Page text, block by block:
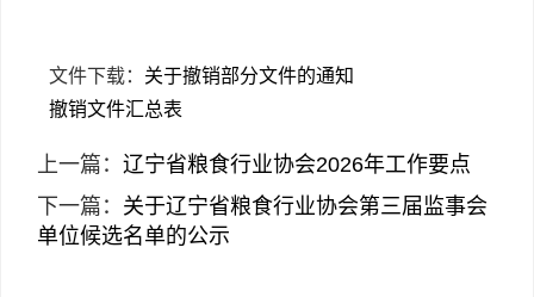
文件下载： 关于撤销部分文件的通知
撤销文件汇总表
上一篇： 辽宁省粮食行业协会2026年工作要点
下一篇： 关于辽宁省粮食行业协会第三届监事会
单位候选名单的公示